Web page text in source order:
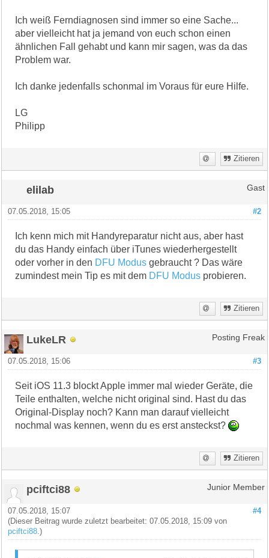
Ich weiß Ferndiagnosen sind immer so eine Sache...
aber vielleicht hat ja jemand von euch schon einen
ähnlichen Fall gehabt und kann mir sagen, was da das
Problem war.
Ich danke jedenfalls schonmal im Voraus für eure Hilfe.
LG
Philipp
Zitieren
elilab Gast
#2
07.05.2018, 15:05
Ich kenn mich mit Handyreparatur nicht aus, aber hast
du das Handy einfach über iTunes wiederhergestellt
oder vorher in den DFU Modus gebraucht ? Das wäre
zumindest mein Tip es mit dem DFU Modus probieren.
Zitieren
LukeLR Posting Freak
#3
07.05.2018, 15:06
Seit iOS 11.3 blockt Apple immer mal wieder Geräte, die
Teile enthalten, welche nicht original sind. Hast du das
Original-Display noch? Kann man darauf vielleicht
nochmal was kennen, wenn du es erst ansteckst?
Zitieren
pciftci88 Junior Member
#4
07.05.2018, 15:07
(Dieser Beitrag wurde zuletzt bearbeitet: 07.05.2018, 15:09 von
pciftci88 .)